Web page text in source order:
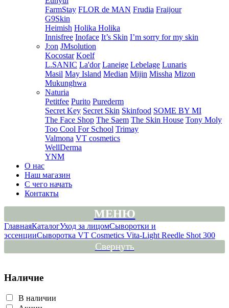
FarmStay FLOR de MAN Frudia Fraijour
G9Skin
Heimish Holika Holika
Innisfree Inoface It’s Skin I’m sorry for my skin
J:on JMsolution
Kocostar Koelf
L.SANIC La'dor Laneige Lebelage Lunaris
Masil May Island Median Mijin Missha Mizon
Mukunghwa
Naturia
Petitfee Purito Purederm
Secret Key Secret Skin Skinfood SOME BY MI
The Face Shop The Saem The Skin House Tony Moly
Too Cool For School Trimay
Valmona VT cosmetics
WellDerma
YNM
О нас
Наш магазин
С чего начать
Контакты
МЕНЮ
ГлавнаяКаталогУход за лицомСыворотки и
эссенцииСыворотка VT Cosmetics Vita-Light Reedle Shot 300
Свернуть
Наличие
В наличии